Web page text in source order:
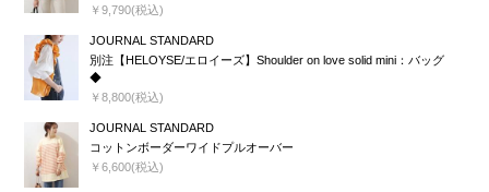
￥9,790(税込)
JOURNAL STANDARD
別注【HELOYSE/エロイーズ】Shoulder on love solid mini：バッグ
◆
￥8,800(税込)
JOURNAL STANDARD
コットンボーダーワイドプルオーバー
￥6,600(税込)